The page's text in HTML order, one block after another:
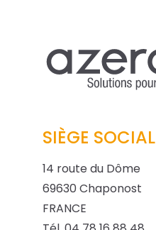
SIÈGE SOCIAL
14 route du Dôme
69630 Chaponost
FRANCE